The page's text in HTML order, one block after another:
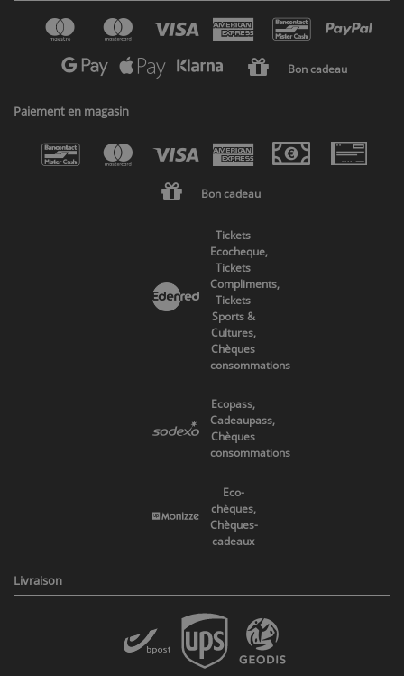
Bon cadeau
Paiement en magasin
Bon cadeau
Tickets
Ecocheque,
Tickets
Compliments,
Tickets
Sports &
Cultures,
Chèques
consommations
Ecopass,
Cadeaupass,
Chèques
consommations
Eco-
chèques,
Chèques-
cadeaux
Livraison